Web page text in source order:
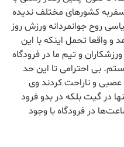
کشور‌های مختلف ندیده
روح جوانمردانه ورزش روز
واقعا تحمل اینکه با این
و تیم ما در فرودگاه
بی احترامی تا این حد
و ناراحت کردند وی
در گیت بلکه در بدو فرود
در فرودگاه با وجود